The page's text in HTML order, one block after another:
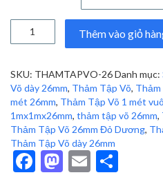
170,000 ₫.
mét
vuông
26mm
số
lượng
Thêm vào giỏ
SKU: THAMTAPVO-26Danh mục:
Võ dày 26mm, Thảm Tập Võ, Thảm
mét 26mm, Thảm Tập Võ 1 mét
1mx1mx26mm, thảm tập võ 26mm,
Thảm Tập Võ 26mm Đỏ Dương,
Thảm Tập Võ dày 26mm
Facebook
Mastodon
Email